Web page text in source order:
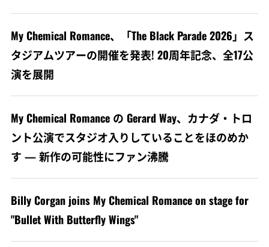
My Chemical Romance、「The Black Parade 2026」ス
タジアムツアーの開催を発表! 20周年記念、全17公
演を展開
My Chemical Romance の Gerard Way、カナダ・トロ
ント公演でスタジオ入りしていることをほのめか
す — 新作の可能性にファン沸騰
Billy Corgan joins My Chemical Romance on stage for
"Bullet With Butterfly Wings"